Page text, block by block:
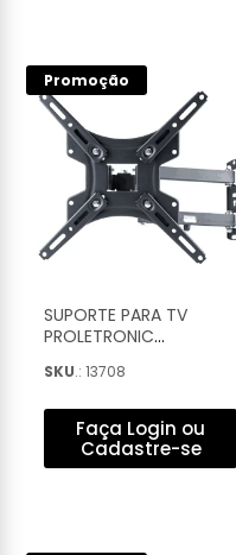
Promoção
SUPORTE PARA TV
PROLETRONIC
COM PASSA CABO -
SKU.: 13708
Faça Login ou
Cadastre-se